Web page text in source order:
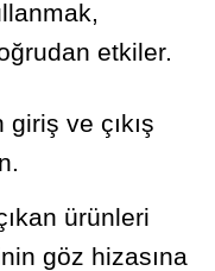
etkiler.
giriş ve çıkış
ürünleri
göz hizasına